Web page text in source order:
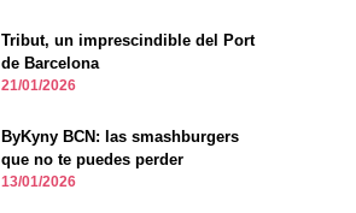
Tribut, un imprescindible del Port
de Barcelona
21/01/2026
ByKyny BCN: las smashburgers
que no te puedes perder
13/01/2026